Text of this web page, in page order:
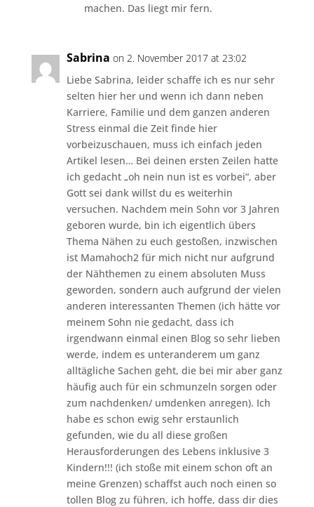
machen. Das liegt mir fern.
Sabrina on 2. November 2017 at 23:02
Liebe Sabrina, leider schaffe ich es nur sehr
selten hier her und wenn ich dann neben
Karriere, Familie und dem ganzen anderen
Stress einmal die Zeit finde hier
vorbeizuschauen, muss ich einfach jeden
Artikel lesen… Bei deinen ersten Zeilen hatte
ich gedacht „oh nein nun ist es vorbei“, aber
Gott sei dank willst du es weiterhin
versuchen. Nachdem mein Sohn vor 3 Jahren
geboren wurde, bin ich eigentlich übers
Thema Nähen zu euch gestoßen, inzwischen
ist Mamahoch2 für mich nicht nur aufgrund
der Nähthemen zu einem absoluten Muss
geworden, sondern auch aufgrund der vielen
anderen interessanten Themen (ich hätte vor
meinem Sohn nie gedacht, dass ich
irgendwann einmal einen Blog so sehr lieben
werde, indem es unteranderem um ganz
alltägliche Sachen geht, die bei mir aber ganz
häufig auch für ein schmunzeln sorgen oder
zum nachdenken/ umdenken anregen). Ich
habe es schon ewig sehr erstaunlich
gefunden, wie du all diese großen
Herausforderungen des Lebens inklusive 3
Kindern!!! (ich stoße mit einem schon oft an
meine Grenzen) schaffst auch noch einen so
tollen Blog zu führen, ich hoffe, dass dir dies